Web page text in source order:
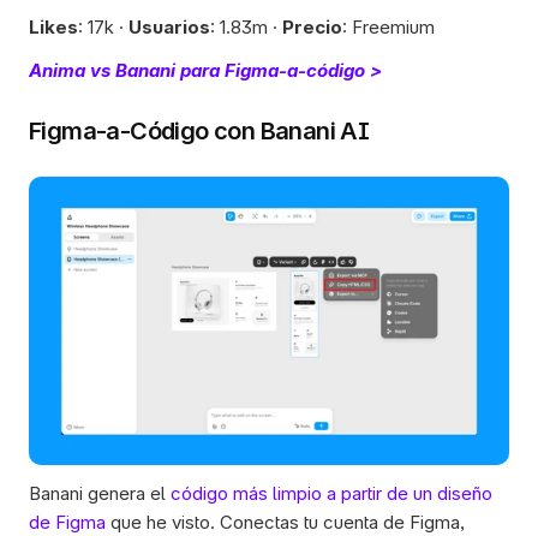
Likes: 17k · Usuarios: 1.83m · Precio: Freemium
Anima vs Banani para Figma-a-código >
Figma-a-Código con Banani AI
Banani genera el código más limpio a partir de un diseño
de Figma que he visto. Conectas tu cuenta de Figma,